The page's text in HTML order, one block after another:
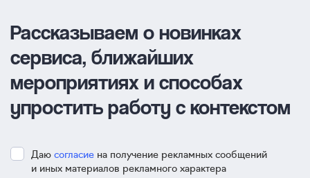
Рассказываем о новинках
сервиса, ближайших
мероприятиях и способах
упростить работу с контекстом
Даю согласие на получение рекламных сообщений
и иных материалов рекламного характера